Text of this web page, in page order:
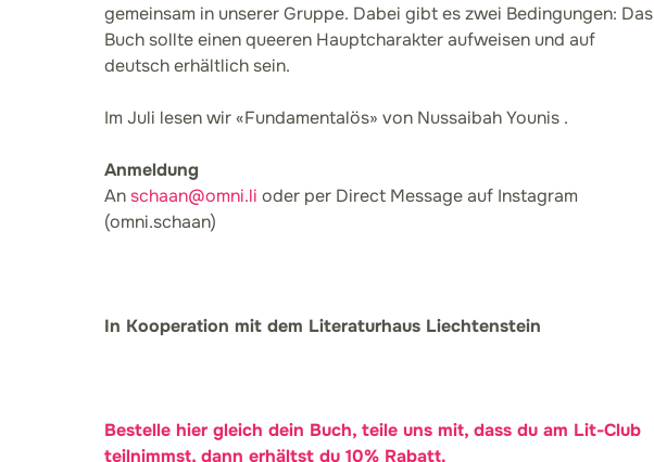
gemeinsam in unserer Gruppe. Dabei gibt es zwei Bedingungen: Das
Buch sollte einen queeren Hauptcharakter aufweisen und auf
deutsch erhältlich sein.
Im Juli lesen wir «Fundamentalös» von Nussaibah Younis .
Anmeldung
An schaan@omni.li oder per Direct Message auf Instagram
(omni.schaan)
In Kooperation mit dem Literaturhaus Liechtenstein
Bestelle hier gleich dein Buch, teile uns mit, dass du am Lit-Club
teilnimmst, dann erhältst du 10% Rabatt.